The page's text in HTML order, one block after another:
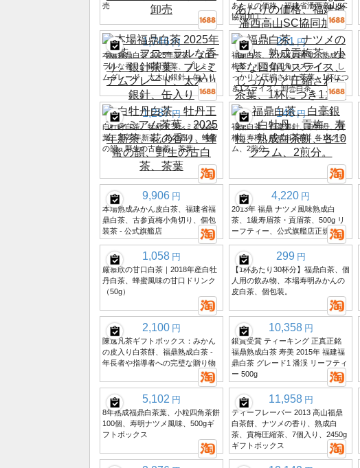
売
あたりの価格、福建省潘西高山SC
協同加工
1,746 円
本場福鼎白茶 2025年新茶、フロー
ラルな香り、銀針茶葉、プレミア
ムグレード、太木山銀針、缶入り
251 円
福鼎白茶、ナツメの香り、熟成貢
梅茶、小さな四角いスライス、し
っかりと圧縮された茶葉、1杯につ
き1スライス、卸売白茶。
1,287 円
白牡丹白茶、牡丹王プレミアム茶
葉、2025年新茶、花の香り、蜂蜜
の韻、野生の古白茶、茶葉
146 円
福鼎白茶、白毫銀針、白牡丹、貢
梅、寿梅、熟成白茶餅、各10グラ
ム、2煎分。
9,906 円
本場熟成みかん皮白茶、福建省福
鼎白茶、古参貢梅小角切り、個包
装茶 - 公式旗艦店
4,220 円
2013年 福鼎 ナツメ風味熟成白
茶、1級寿眉茶・貢眉茶、500g リ
ーフティー、公式旗艦店正規品
1,058 円
厳慕欣の甘口白茶｜2018年産白牡
丹白茶、蜂蜜風味の甘口ドリンク
（50g）
299 円
【1杯あたり30杯分】福鼎白茶、個
人用の飲み物、本場寿明みかんの
皮白茶、個包装。
2,100 円
陳逸凡茶ギフトボックス：みかん
の皮入り白茶餅、福鼎熟成白茶 -
年長者や指導者への完璧な贈り物
10,358 円
銀賞受賞 ティーキング 正真正銘
福鼎熟成白茶 寿美 2015年 福建福
鼎白茶 グレード1 潘渓 リーフティ
ー 500g
5,102 円
8年熟成福鼎白茶葉、小粒四角茶餅
100個、寿明ナツメ風味、500gギ
フトボックス
11,958 円
ティーフレーバー 2013 高山福鼎
白茶餅、ナツメの香り、熟成白
茶、貢梅圧縮茶、7個入り、2450g
ギフトボックス